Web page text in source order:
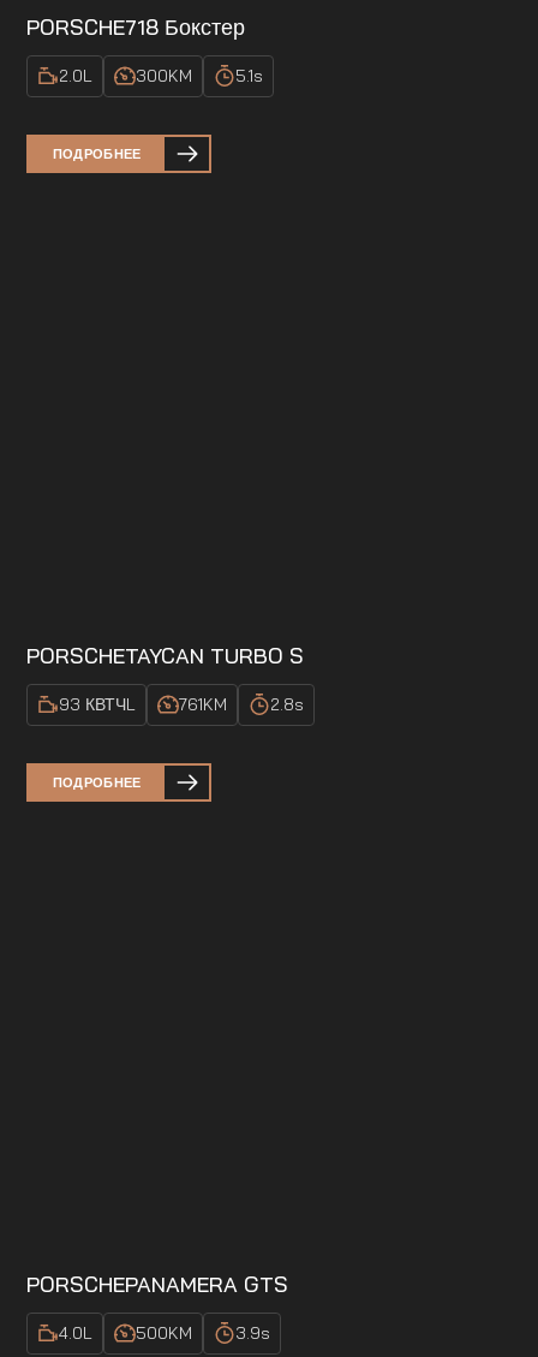
PORSCHE718 Бокстер
2.0L 300KM 5.1s
ПОДРОБНЕЕ
PORSCHETAYCAN TURBO S
93 КВТЧL 761KM 2.8s
ПОДРОБНЕЕ
PORSCHEPANAMERA GTS
4.0L 500KM 3.9s